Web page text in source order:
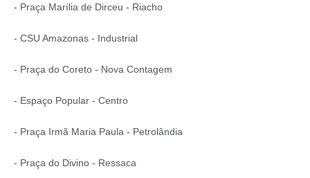
- Praça Marília de Dirceu - Riacho
- CSU Amazonas - Industrial
- Praça do Coreto - Nova Contagem
- Espaço Popular - Centro
- Praça Irmã Maria Paula - Petrolândia
- Praça do Divino - Ressaca